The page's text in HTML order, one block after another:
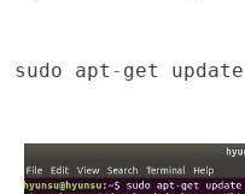
sudo apt - get update